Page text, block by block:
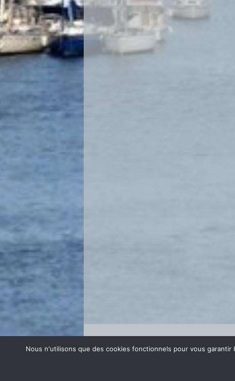
Se connecter
Nous n'utilisons que des cookies fonctionnels pour vous